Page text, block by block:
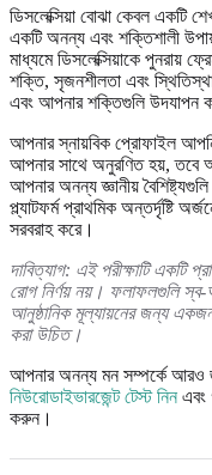
ডিসলেক্সিয়া বোঝা কেবল একটি
একটি অনন্য এবং শক্তিশালী
মাধ্যমে ডিসলেক্সিয়াকে পুনরায়
শক্তি, সৃজনশীলতা এবং
এবং আপনার শক্তিগুলি উদযাপন
আপনার স্নায়বিক প্রোফাইল
আপনার সাথে অনুরণিত হয়, তবে
আপনার অনন্য জ্ঞানীয়
প্ল্যাটফর্ম প্রাথমিক অন্তর্দৃষ্টি
সরবরাহ করে।
দাবিত্যাগ: এই পরীক্ষাটি একটি
রোগ নির্ণয় নয়। ফলাফলগুলি স্ব-
আনুষ্ঠানিক মূল্যায়নের জন্য
করা উচিত।
আপনার অনন্য মন সম্পর্কে আরও
নিউরোডাইভারজেন্ট টেস্ট নিন এবং
করুন।